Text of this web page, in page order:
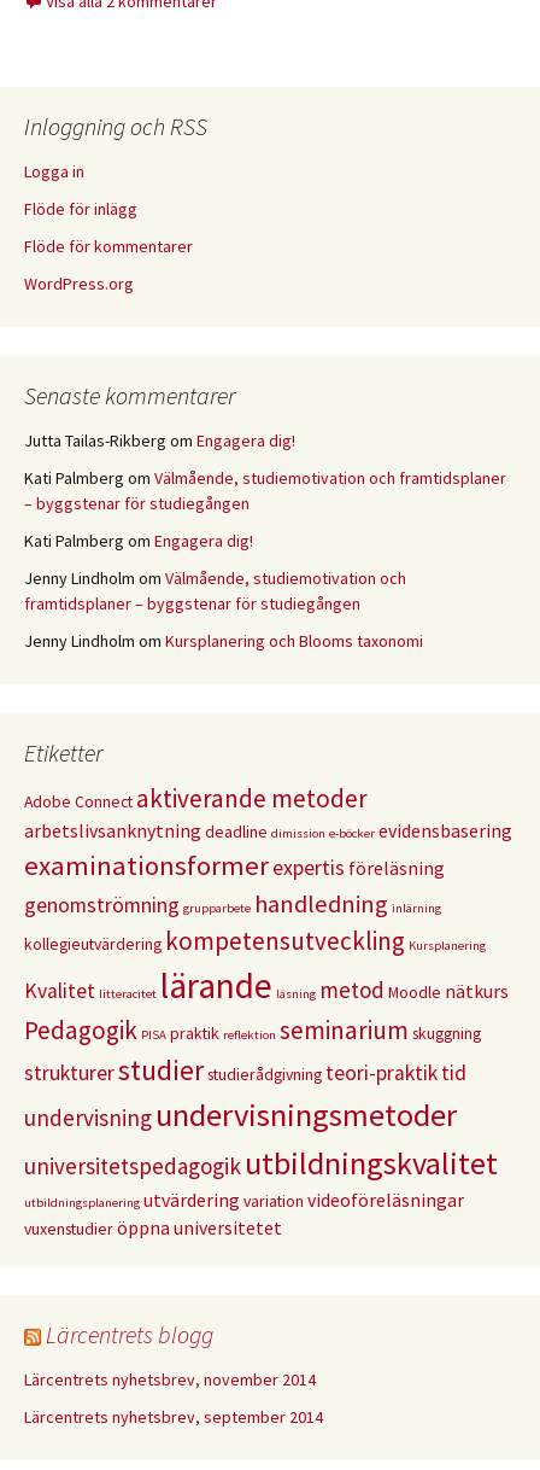
Inloggning och RSS
Logga in
Flöde för inlägg
Flöde för kommentarer
WordPress.org
Senaste kommentarer
Jutta Tailas-Rikberg om Engagera dig!
Kati Palmberg om Välmående, studiemotivation och framtidsplaner
– byggstenar för studiegången
Kati Palmberg om Engagera dig!
Jenny Lindholm om Välmående, studiemotivation och
framtidsplaner – byggstenar för studiegången
Jenny Lindholm om Kursplanering och Blooms taxonomi
Etiketter
Adobe Connect aktiverande metoder
arbetslivsanknytning deadline dimission e-böcker evidensbasering
examinationsformerexpertis föreläsning
genomströmning grupparbete handledning inlärning
kollegieutvärdering kompetensutveckling Kursplanering
Kvalitet litteracitet lärande läsning metod Moodle nätkurs
Pedagogik PISA praktik reflektion seminarium skuggning
strukturerstudierstudierådgivning teori-praktiktid
undervisning undervisningsmetoder
universitetspedagogik utbildningskvalitet
utbildningsplanering utvärdering variation videoföreläsningar
vuxenstudieröppna universitetet
Lärcentrets blogg
Lärcentrets nyhetsbrev, november 2014
Lärcentrets nyhetsbrev, september 2014